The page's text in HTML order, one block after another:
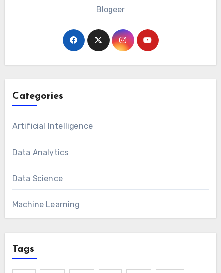
Blogeer
Categories
Artificial Intelligence
Data Analytics
Data Science
Machine Learning
Tags